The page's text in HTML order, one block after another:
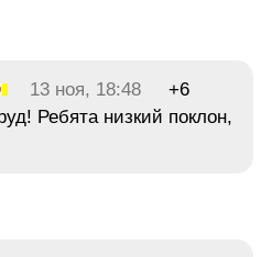
13 ноя, 18:48
+6
Ребята низкий поклон,